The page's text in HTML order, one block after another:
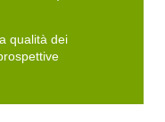
qualità dei